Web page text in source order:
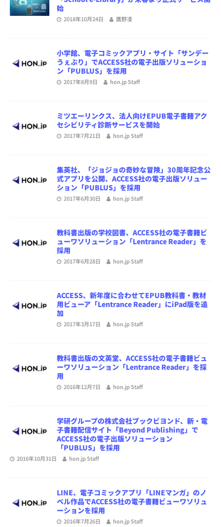
始
2018年10月24日 鷹野凌
小学館、電子コミックアプリ・サイト「サンデー
うぇぶり」でACCESS社の電子出版ソリューショ
ン「PUBLUS」を採用
2017年8月9日 hon.jp Staff
ミツエーリンクス、法人向けEPUB電子書籍アク
セシビリティ診断サービスを開始
2017年7月21日 hon.jp Staff
集英社、「ジョジョの奇妙な冒険」30周年記念公
式アプリを公開、ACCESS社の電子出版ソリュー
ション「PUBLUS」を採用
2017年6月30日 hon.jp Staff
教科書出版の学校図書、ACCESS社の電子書籍ビ
ューワソリューション「Lentrance Reader」を
採用
2017年6月28日 hon.jp Staff
ACCESS、新年度に合わせてEPUB教科書・教材
用ビューア「Lentrance Reader」にiPad版を追
加
2017年3月17日 hon.jp Staff
教科書出版の文英堂、ACCESS社の電子書籍ビュ
ーワソリューション「Lentrance Reader」を採
用
2016年12月7日 hon.jp Staff
学研グループの株式会社ブックビヨンド、新・電
子書籍配信サイト「Beyond Publishing」で
ACCESS社の電子出版ソリューション
「PUBLUS」を採用
2016年10月31日 hon.jp Staff
LINE、電子コミックアプリ「LINEマンガ」のノ
ベル作品でACCESS社の電子書籍ビューワソリュ
ーションを採用
2016年7月26日 hon.jp Staff